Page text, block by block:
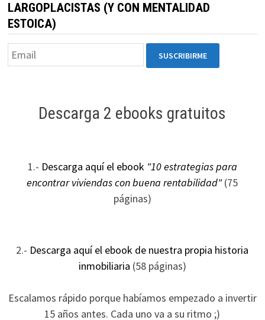
LARGOPLACISTAS (Y CON MENTALIDAD
ESTOICA)
Descarga 2 ebooks gratuitos
1.- Descarga aquí el ebook "10 estrategias para
encontrar viviendas con buena rentabilidad"(75
páginas)
2.- Descarga aquí el ebook de nuestra propia historia
inmobiliaria (58 páginas)
Escalamos rápido porque habíamos empezado a invertir
15 años antes. Cada uno va a su ritmo ;)